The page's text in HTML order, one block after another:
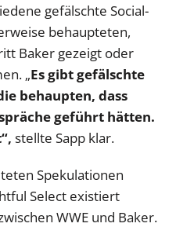
gefälschte Social-
behaupteten,
Baker gezeigt oder
„Es gibt gefälschte
behaupten, dass
geführt hätten.
stellte Sapp klar.
Spekulationen
Select existiert
WWE und Baker.